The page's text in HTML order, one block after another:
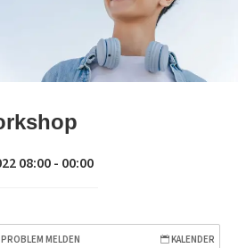
08:00 - 00:00
MELDEN KALENDER